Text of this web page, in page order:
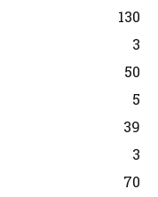
130
3
50
5
39
3
70